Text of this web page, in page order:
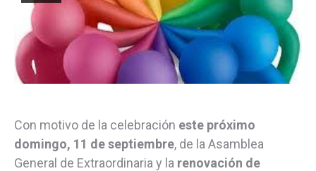
Con motivo de la celebración este próximo
domingo, 11 de septiembre, de la Asamblea
General de Extraordinaria y la renovación de